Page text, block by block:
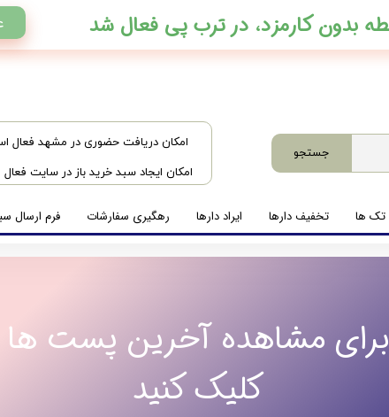
​امکان دریافت حضوری در مشهد فعال
امکان ایجاد سبد خرید باز در سایت
جستجو
تک ها تخفیف دارها ایراد دارها رهگیری سفارشات فرم ارسال
برای مشاهده آخرین پست ها
کلیک کنید